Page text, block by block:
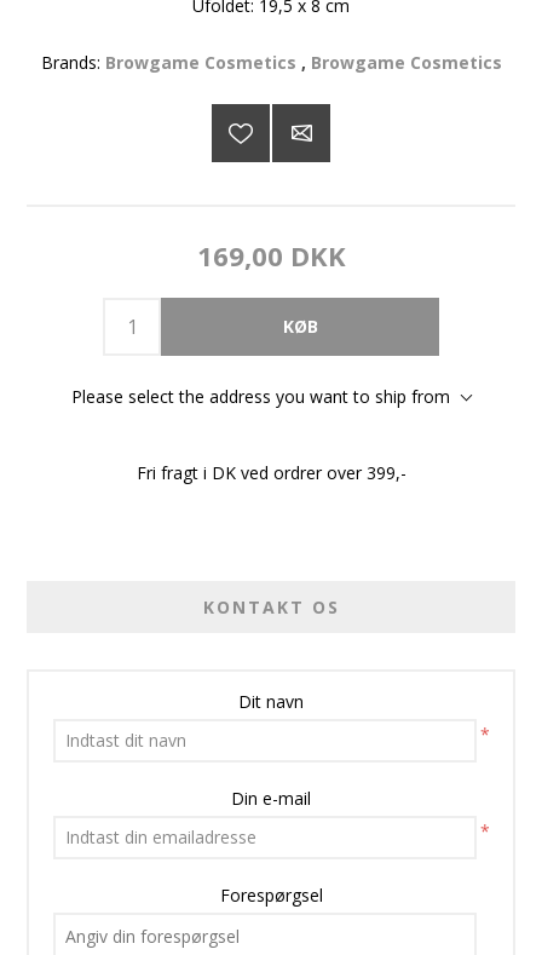
Ufoldet: 19,5 x 8 cm
Brands: Browgame Cosmetics , Browgame Cosmetics
169,00 DKK
Please select the address you want to ship from
Fri fragt i DK ved ordrer over 399,-
KONTAKT OS
Dit navn
*
Din e-mail
*
Forespørgsel